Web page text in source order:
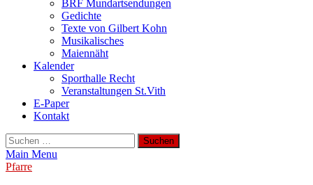
BRF Mundartsendungen
Gedichte
Texte von Gilbert Kohn
Musikalisches
Maiennäht
Kalender
Sporthalle Recht
Veranstaltungen St.Vith
E-Paper
Kontakt
Suchen
nach:
Main Menu
Pfarre